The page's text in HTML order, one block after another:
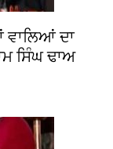
ਵਾਲਿਆਂ ਦਾ
ਸਿੰਘ ਢਾਅ